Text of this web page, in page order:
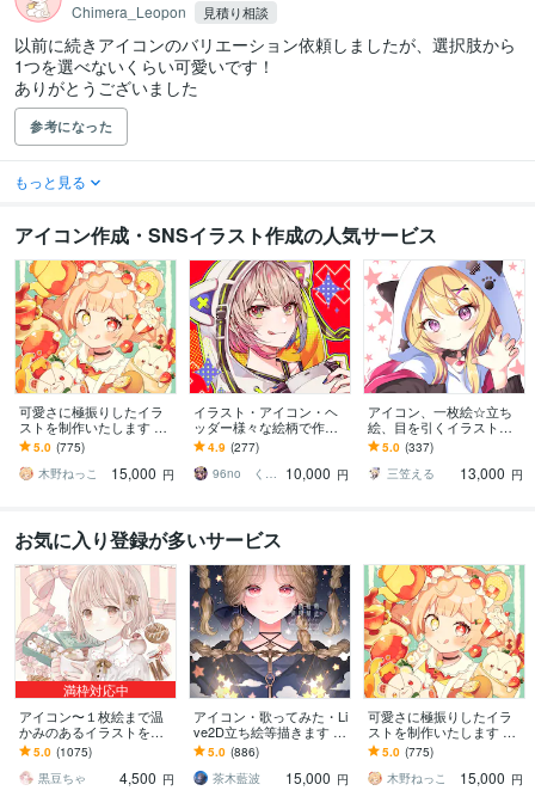
Chimera_Leopon 見積り相談
以前に続きアイコンのバリエーション依頼しましたが、選択肢から
1つを選べないくらい可愛いです！
ありがとうございました
参考になった
もっと見る
アイコン作成・SNSイラスト作成の人気サービス
可愛さに極振りしたイラ
ストを制作いたします ★
商用利用＆二次利用込
み！ミニキャラは小物２
点まで無料！★
5.0 (775)
木野ねっこ
15,000 円
イラスト・アイコン・ヘ
ッダー様々な絵柄で作成
します 商用可！似顔絵・
ブログ・インスタ・動画
配信サムネ等用途様々！
4.9 (277)
96no くろの
10,000 円
アイコン、一枚絵☆立ち
絵、目を引くイラスト描
きます イリアム、サム
ネ、live2D、YouTube、歌
ってみたも
5.0 (337)
三笠える
13,000 円
お気に入り登録が多いサービス
満枠対応中
アイコン〜１枚絵まで温
かみのあるイラストを描
きます ★ココナラ自体が
初めての方も、お気軽に
ご相談ください♪★
5.0 (1075)
黒豆ちゃ
4,500 円
アイコン・歌ってみた・Li
ve2D立ち絵等描きます ち
びキャラや配信用イラス
ト等、幅広く制作してい
ます！
5.0 (886)
茶木藍波
15,000 円
可愛さに極振りしたイラ
ストを制作いたします ★
商用利用＆二次利用込
み！ミニキャラは小物２
点まで無料！★
5.0 (775)
木野ねっこ
15,000 円